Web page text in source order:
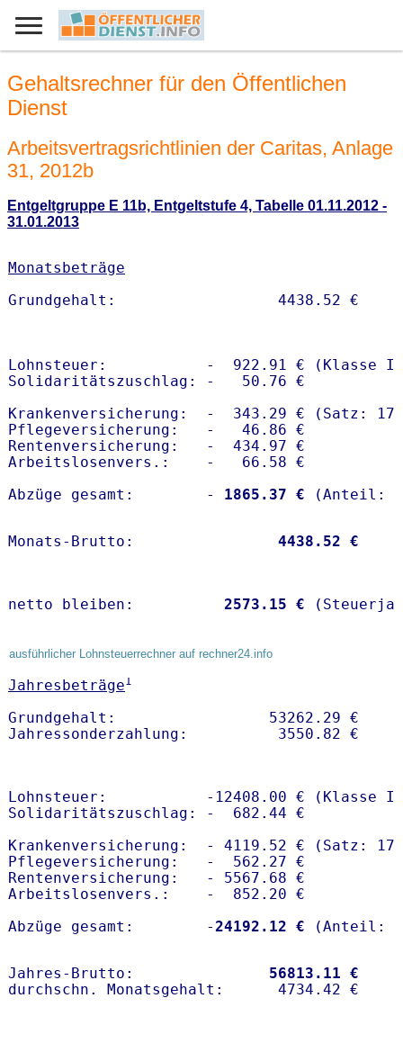
Gehaltsrechner für den Öffentlichen
Dienst
Arbeitsvertragsrichtlinien der Caritas, Anlage
31, 2012b
Entgeltgruppe E 11b, Entgeltstufe 4, Tabelle 01.11.2012 -
31.01.2013
Monatsbeträge
Lohnsteuer:           -  922.91 € (Klasse I)
Solidaritätszuschlag: -   50.76 €
Krankenversicherung:  -  343.29 € (Satz:
Pflegeversicherung:   -   46.86 €
Rentenversicherung:   -  434.97 €
Arbeitslosenvers.:    -   66.58 €
Abzüge gesamt:        -
1865.37 €
Monats-Brutto: 4438.52 €
netto bleiben: 2573.15 €
ausführlicher Lohnsteuerrechner auf rechner24.info
Jahresbeträge1
Grundgehalt:                 53262.29 €
Lohnsteuer:           -12408.00 € (Klasse I)
Solidaritätszuschlag: -  682.44 €
Krankenversicherung:  - 4119.52 € (Satz:
Pflegeversicherung:   -  562.27 €
Rentenversicherung:   - 5567.68 €
Arbeitslosenvers.:    -  852.20 €
Abzüge gesamt:        -24192.12 €
Jahres-Brutto: 56813.11 €